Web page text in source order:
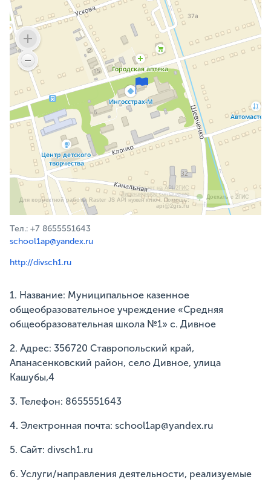
Работает на API 2ГИС
Лицензионное соглашение
Для корректной работы Raster JS API нужен ключ. Помощь:
api@2gis.ru
Доехать с 2ГИС
Тел.: +7 8655551643
school1ap@yandex.ru
http://divsch1.ru
1. Название: Муниципальное казенное
общеобразовательное учреждение «Средняя
общеобразовательная школа №1» с. Дивное
2. Адрес: 356720 Ставропольский край,
Апанасенковский район, село Дивное, улица
Кашубы,4
3. Телефон: 8655551643
4. Электронная почта: school1ap@yandex.ru
5. Сайт: divsch1.ru
6. Услуги/направления деятельности, реализуемые